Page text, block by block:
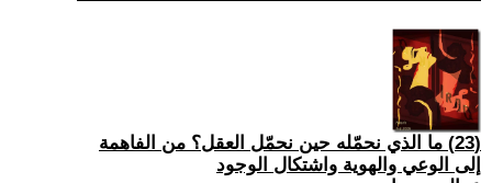
(23) ما الذي نحمّله حين نحمّل العقل؟ من الفاهمة
إلى الوعي والهوية واشتكال الوجود